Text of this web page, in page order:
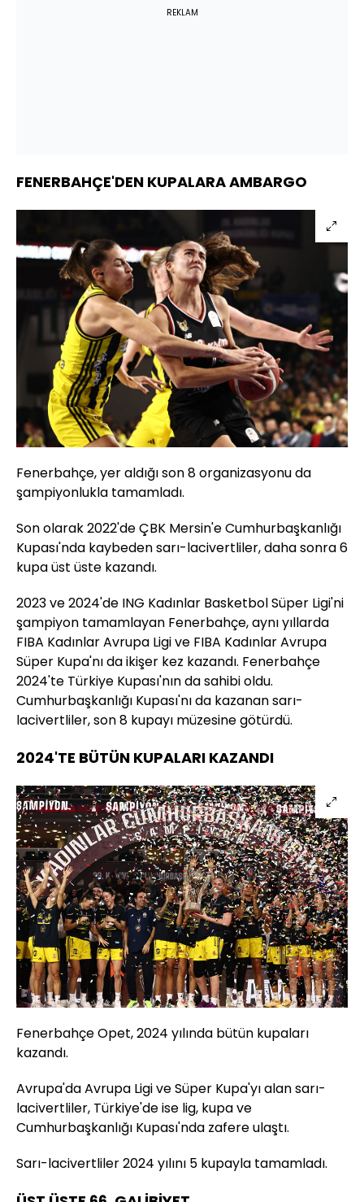
REKLAM
FENERBAHÇE'DEN KUPALARA AMBARGO
Fenerbahçe, yer aldığı son 8 organizasyonu da
şampiyonlukla tamamladı.
Son olarak 2022'de ÇBK Mersin'e Cumhurbaşkanlığı
Kupası'nda kaybeden sarı-lacivertliler, daha sonra 6
kupa üst üste kazandı.
2023 ve 2024'de ING Kadınlar Basketbol Süper Ligi'ni
şampiyon tamamlayan Fenerbahçe, aynı yıllarda
FIBA Kadınlar Avrupa Ligi ve FIBA Kadınlar Avrupa
Süper Kupa'nı da ikişer kez kazandı. Fenerbahçe
2024'te Türkiye Kupası'nın da sahibi oldu.
Cumhurbaşkanlığı Kupası'nı da kazanan sarı-
lacivertliler, son 8 kupayı müzesine götürdü.
2024'TE BÜTÜN KUPALARI KAZANDI
Fenerbahçe Opet, 2024 yılında bütün kupaları
kazandı.
Avrupa'da Avrupa Ligi ve Süper Kupa'yı alan sarı-
lacivertliler, Türkiye'de ise lig, kupa ve
Cumhurbaşkanlığı Kupası'nda zafere ulaştı.
Sarı-lacivertliler 2024 yılını 5 kupayla tamamladı.